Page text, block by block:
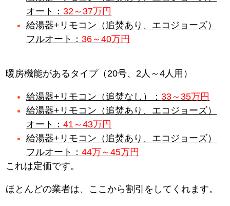
オート：32～37万円
給湯器+リモコン（追焚あり、エコジョーズ）
フルオート：36～40万円
暖房機能があるタイプ（20号、2人～4人用）
給湯器+リモコン（追焚なし）：33～35万円
給湯器+リモコン（追焚あり、エコジョーズ）
オート：41～43万円
給湯器+リモコン（追焚あり、エコジョーズ）
フルオート：44万～45万円
これは定価です。
ほとんどの業者は、ここから割引をしてくれます。